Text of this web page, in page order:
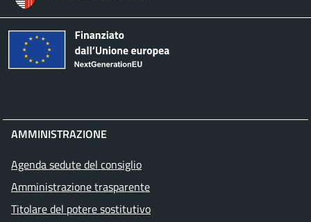
AMMINISTRAZIONE
Agenda sedute del consiglio
Amministrazione trasparente
Titolare del potere sostitutivo